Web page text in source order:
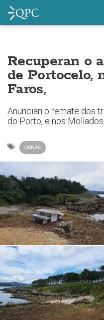
Recuperan o
de Portocelo,
Faros,
Anuncian o remate dos
do Porto, e nos
OBRAS